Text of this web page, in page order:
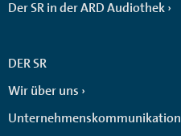
Der SR in der ARD Audiothek
DER SR
Wir über uns
Unternehmenskommunikation